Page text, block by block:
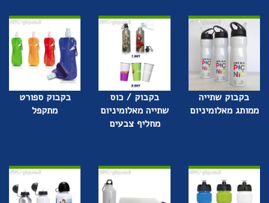
בקבוק שתייה
ממותג מאלומיניום
בקבוק / כוס
שתייה מאלומיניום
מחליף צבעים
בקבוק ספורט
מתקפל